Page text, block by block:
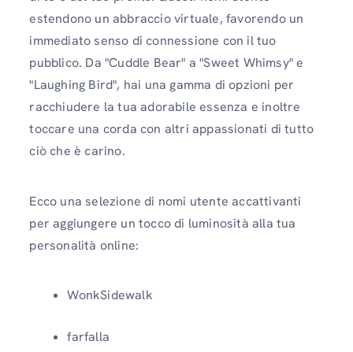
estendono un abbraccio virtuale, favorendo un
immediato senso di connessione con il tuo
pubblico. Da "Cuddle Bear" a "Sweet Whimsy" e
"Laughing Bird", hai una gamma di opzioni per
racchiudere la tua adorabile essenza e inoltre
toccare una corda con altri appassionati di tutto
ciò che è carino.
Ecco una selezione di nomi utente accattivanti
per aggiungere un tocco di luminosità alla tua
personalità online:
WonkSidewalk
farfalla